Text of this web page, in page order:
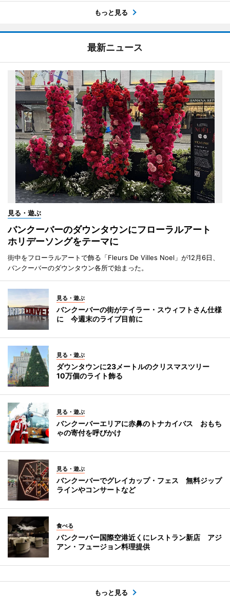
もっと見る
最新ニュース
見る・遊ぶ
バンクーバーのダウンタウンにフローラルアート
ホリデーソングをテーマに
街中をフローラルアートで飾る「Fleurs De Villes Noel」が12月6日、
バンクーバーのダウンタウン各所で始まった。
見る・遊ぶ
バンクーバーの街がテイラー・スウィフトさん仕様
に 今週末のライブ目前に
見る・遊ぶ
ダウンタウンに23メートルのクリスマスツリー
10万個のライト飾る
見る・遊ぶ
バンクーバーエリアに赤鼻のトナカイバス おもち
ゃの寄付を呼びかけ
見る・遊ぶ
バンクーバーでグレイカップ・フェス 無料ジップ
ラインやコンサートなど
食べる
バンクーバー国際空港近くにレストラン新店 アジ
アン・フュージョン料理提供
もっと見る